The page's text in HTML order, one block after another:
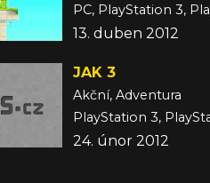
PC, PlayStation 3,
13. duben 2012
JAK 3
Akční, Adventura
PlayStation 3,
24. únor 2012